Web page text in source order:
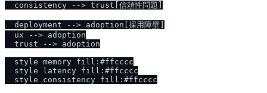
  consistency --> trust[信頼性問題]
  deployment --> adoption[採用障壁]
  ux --> adoption
  trust --> adoption
  style memory fill:#ffcccc
  style latency fill:#ffcccc